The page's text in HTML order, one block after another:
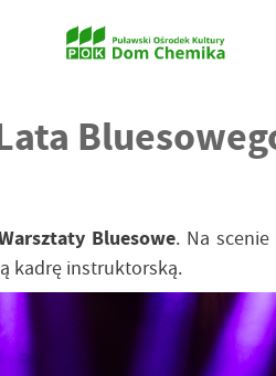
Bluesowe. Na
kadrę instruktorską.